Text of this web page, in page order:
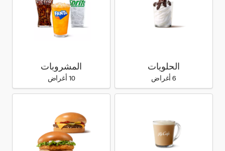
الحلويات
6 أغراض
المشروبات
10 أغراض